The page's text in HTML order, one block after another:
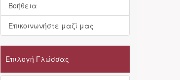
Βοήθεια
Επικοινωνήστε μαζί μας
Επιλογή Γλώσσας